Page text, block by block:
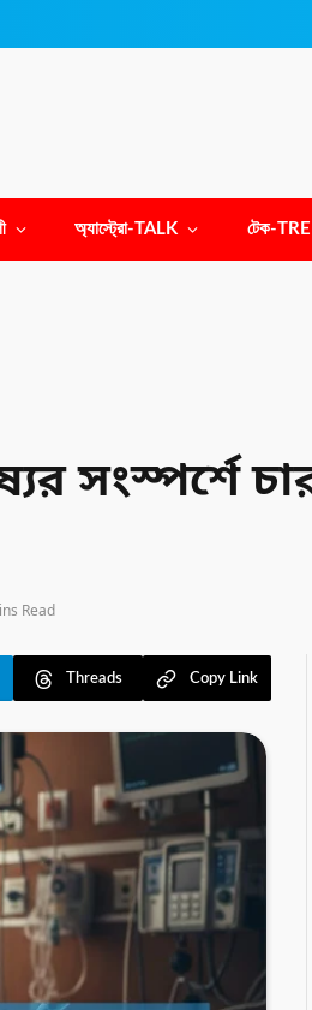
অ্যাস্ট্রো-TALK টেক-
সংস্পর্শে
Read
Threads Copy Link